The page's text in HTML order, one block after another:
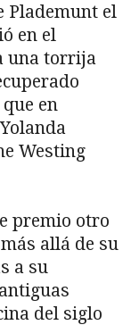
Plademunt el
en el
una torrija
en
Westing
premio otro
allá de su
a su
del siglo